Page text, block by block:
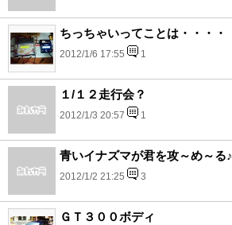
ちっちゃいってことは・・・・
2012/1/6 17:55 1
１/１２走行会？
2012/1/3 20:57 1
青いイナズマが君を攻～め～る♪
2012/1/2 21:25 3
ＧＴ３００ボディ